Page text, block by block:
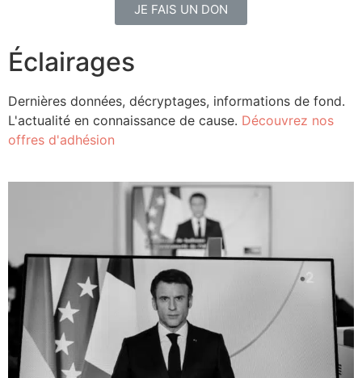
JE FAIS UN DON
Éclairages
Dernières données, décryptages, informations de fond.
L'actualité en connaissance de cause. Découvrez nos
offres d'adhésion